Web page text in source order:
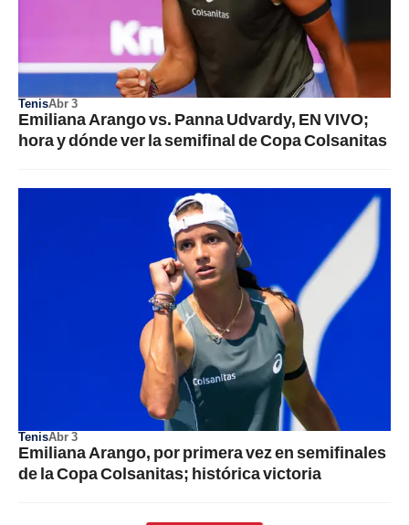
TenisAbr 3
Emiliana Arango vs. Panna Udvardy, EN VIVO;
hora y dónde ver la semifinal de Copa Colsanitas
TenisAbr 3
Emiliana Arango, por primera vez en semifinales
de la Copa Colsanitas; histórica victoria